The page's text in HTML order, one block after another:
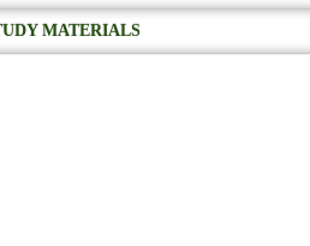
MATERIALS